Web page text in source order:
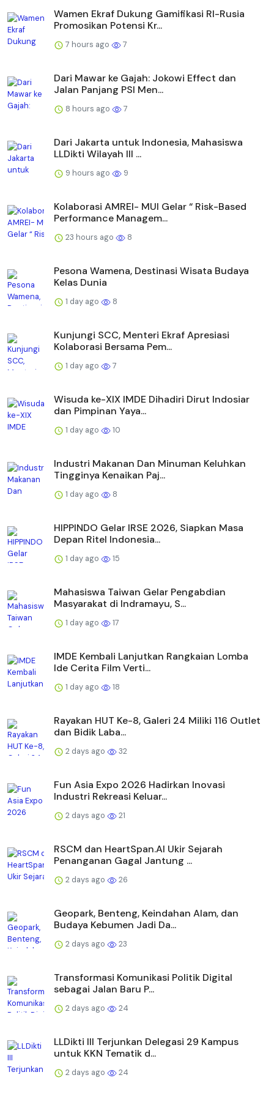
Wamen Ekraf Dukung Gamifikasi RI-Rusia
Promosikan Potensi Kr...
7 hours ago 7
Dari Mawar ke Gajah: Jokowi Effect dan
Jalan Panjang PSI Men...
8 hours ago 7
Dari Jakarta untuk Indonesia, Mahasiswa
LLDikti Wilayah III ...
9 hours ago 9
Kolaborasi AMREI- MUI Gelar “ Risk-Based
Performance Managem...
23 hours ago 8
Pesona Wamena, Destinasi Wisata Budaya
Kelas Dunia
1 day ago 8
Kunjungi SCC, Menteri Ekraf Apresiasi
Kolaborasi Bersama Pem...
1 day ago 7
Wisuda ke-XIX IMDE Dihadiri Dirut Indosiar
dan Pimpinan Yaya...
1 day ago 10
Industri Makanan Dan Minuman Keluhkan
Tingginya Kenaikan Paj...
1 day ago 8
HIPPINDO Gelar IRSE 2026, Siapkan Masa
Depan Ritel Indonesia...
1 day ago 15
Mahasiswa Taiwan Gelar Pengabdian
Masyarakat di Indramayu, S...
1 day ago 17
IMDE Kembali Lanjutkan Rangkaian Lomba
Ide Cerita Film Verti...
1 day ago 18
Rayakan HUT Ke-8, Galeri 24 Miliki 116 Outlet
dan Bidik Laba...
2 days ago 32
Fun Asia Expo 2026 Hadirkan Inovasi
Industri Rekreasi Keluar...
2 days ago 21
RSCM dan HeartSpan.AI Ukir Sejarah
Penanganan Gagal Jantung ...
2 days ago 26
Geopark, Benteng, Keindahan Alam, dan
Budaya Kebumen Jadi Da...
2 days ago 23
Transformasi Komunikasi Politik Digital
sebagai Jalan Baru P...
2 days ago 24
LLDikti III Terjunkan Delegasi 29 Kampus
untuk KKN Tematik d...
2 days ago 24